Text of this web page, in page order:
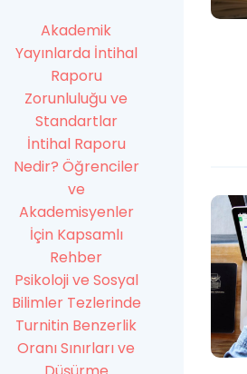
Akademik
Yayınlarda İntihal
Raporu
Zorunluluğu ve
Standartlar
İntihal Raporu
Nedir? Öğrenciler
ve
Akademisyenler
İçin Kapsamlı
Rehber
Psikoloji ve Sosyal
Bilimler Tezlerinde
Turnitin Benzerlik
Oranı Sınırları ve